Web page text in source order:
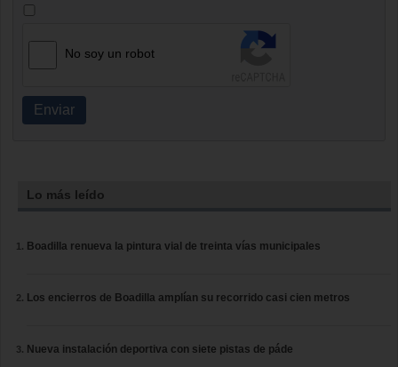
No soy un robot
Enviar
Lo más leído
Boadilla renueva la pintura vial de treinta vías municipales
Los encierros de Boadilla amplían su recorrido casi cien metros
Nueva instalación deportiva con siete pistas de páde